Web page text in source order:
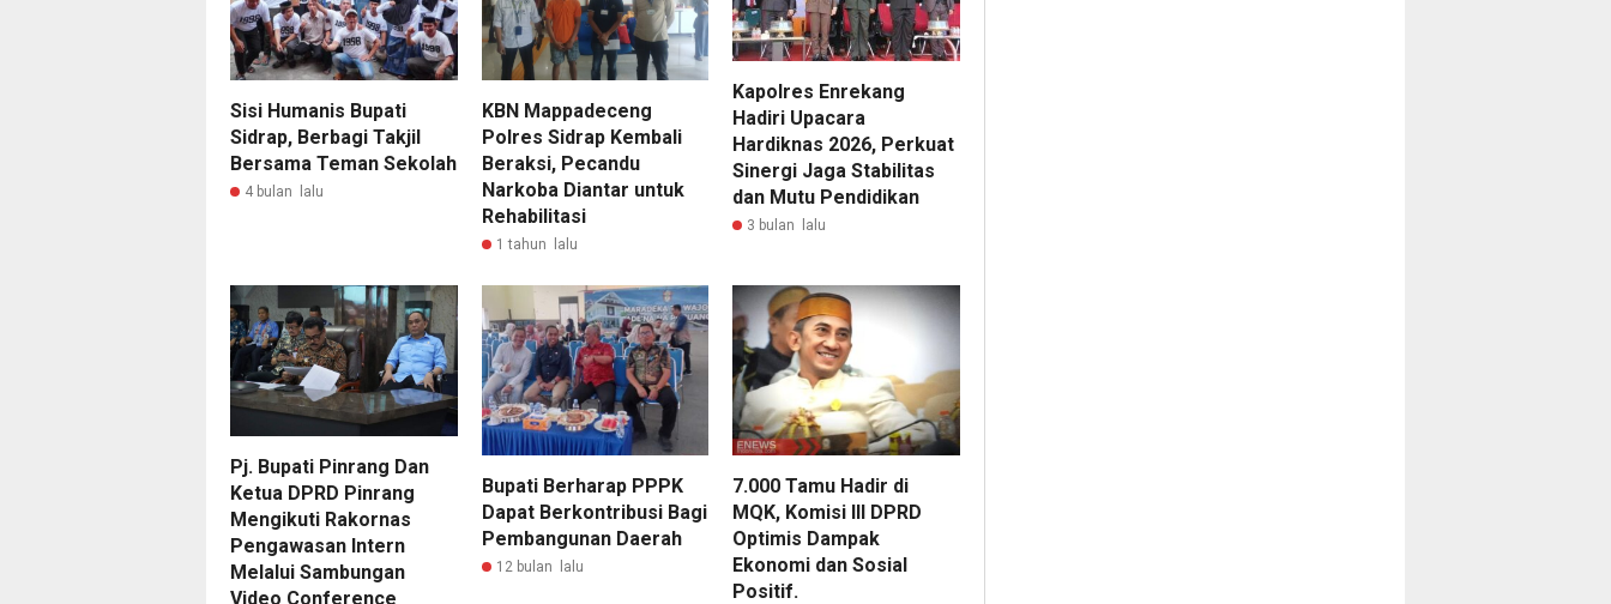
Sisi Humanis Bupati
Sidrap, Berbagi Takjil
Bersama Teman Sekolah
4 bulan lalu
KBN Mappadeceng
Polres Sidrap Kembali
Beraksi, Pecandu
Narkoba Diantar untuk
Rehabilitasi
1 tahun lalu
Kapolres Enrekang
Hadiri Upacara
Hardiknas 2026, Perkuat
Sinergi Jaga Stabilitas
dan Mutu Pendidikan
3 bulan lalu
Pj. Bupati Pinrang Dan
Ketua DPRD Pinrang
Mengikuti Rakornas
Pengawasan Intern
Melalui Sambungan
Video Conference
Bupati Berharap PPPK
Dapat Berkontribusi Bagi
Pembangunan Daerah
12 bulan lalu
7.000 Tamu Hadir di
MQK, Komisi III DPRD
Optimis Dampak
Ekonomi dan Sosial
Positif.